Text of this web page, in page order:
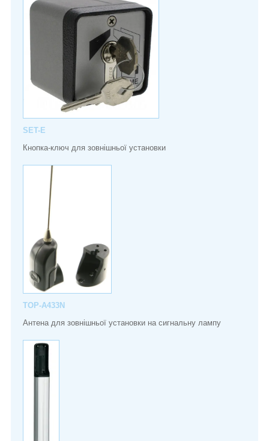
SET-E
Кнопка-ключ для зовнішньої установки
TOP-A433N
Антена для зовнішньої установки на сигнальну лампу